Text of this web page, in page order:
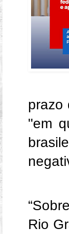
prazo
"em
Rio